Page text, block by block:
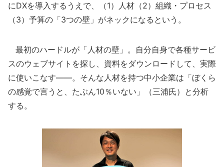
にDXを導入するうえで、（1）人材（2）組織・プロセス
（3）予算の「3つの壁」がネックになるという。
最初のハードルが「人材の壁」。自分自身で各種サービ
スのウェブサイトを探し、資料をダウンロードして、実際
に使いこなす――。そんな人材を持つ中小企業は「ぼくら
の感覚で言うと、たぶん10％いない」（三浦氏）と分析
する。